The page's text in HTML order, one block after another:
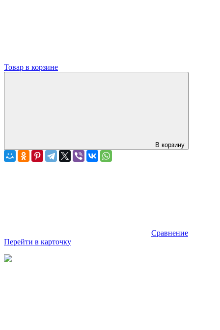
Товар в корзине
В корзину
Сравнение
Перейти в карточку